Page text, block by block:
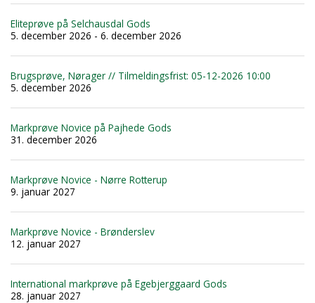
Eliteprøve på Selchausdal Gods
5. december 2026 - 6. december 2026
Brugsprøve, Nørager // Tilmeldingsfrist: 05-12-2026 10:00
5. december 2026
Markprøve Novice på Pajhede Gods
31. december 2026
Markprøve Novice - Nørre Rotterup
9. januar 2027
Markprøve Novice - Brønderslev
12. januar 2027
International markprøve på Egebjerggaard Gods
28. januar 2027